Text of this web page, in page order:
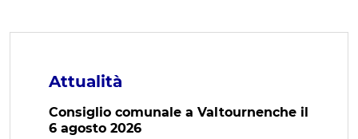
Attualità
Consiglio comunale a Valtournenche il
6 agosto 2026